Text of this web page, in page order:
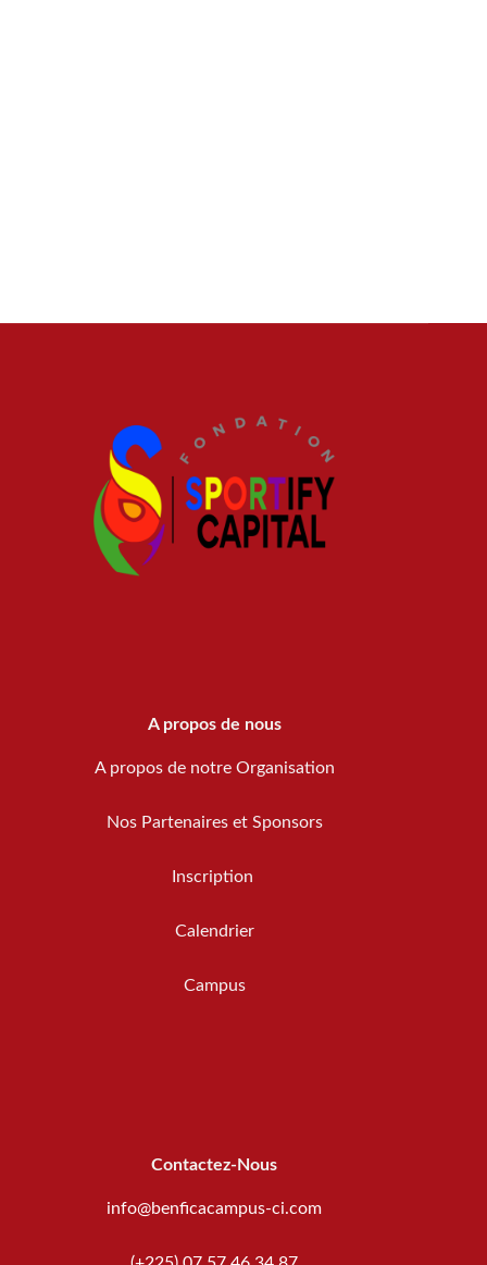
A propos de nous
A propos de notre Organisation
Nos Partenaires et Sponsors
Inscription
Calendrier
Campus
Contactez-Nous
info@benficacampus-ci.com